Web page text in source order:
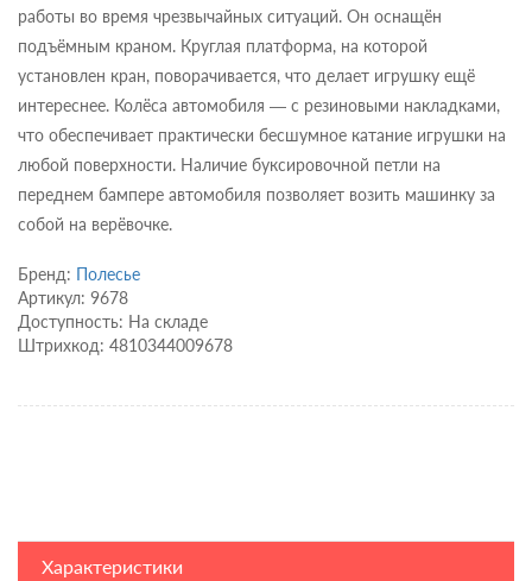
работы во время чрезвычайных ситуаций. Он оснащён
подъёмным краном. Круглая платформа, на которой
установлен кран, поворачивается, что делает игрушку ещё
интереснее. Колёса автомобиля — с резиновыми накладками,
что обеспечивает практически бесшумное катание игрушки на
любой поверхности. Наличие буксировочной петли на
переднем бампере автомобиля позволяет возить машинку за
собой на верёвочке.
Бренд: Полесье
Артикул: 9678
Доступность: На складе
Штрихкод: 4810344009678
Характеристики